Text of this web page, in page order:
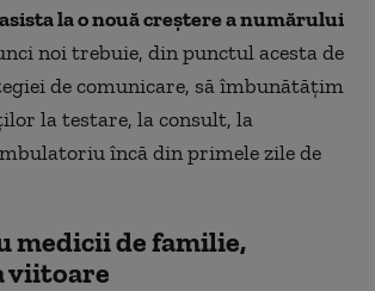
la o nouă creștere a numărului
noi trebuie, din punctul acesta de
de comunicare, să îmbunătățim
la testare, la consult, la
încă din primele zile de
medicii de familie,
viitoare